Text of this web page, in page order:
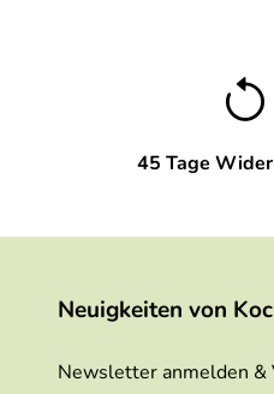
45 Tage
Neuigkeiten von
Newsletter anmelden &